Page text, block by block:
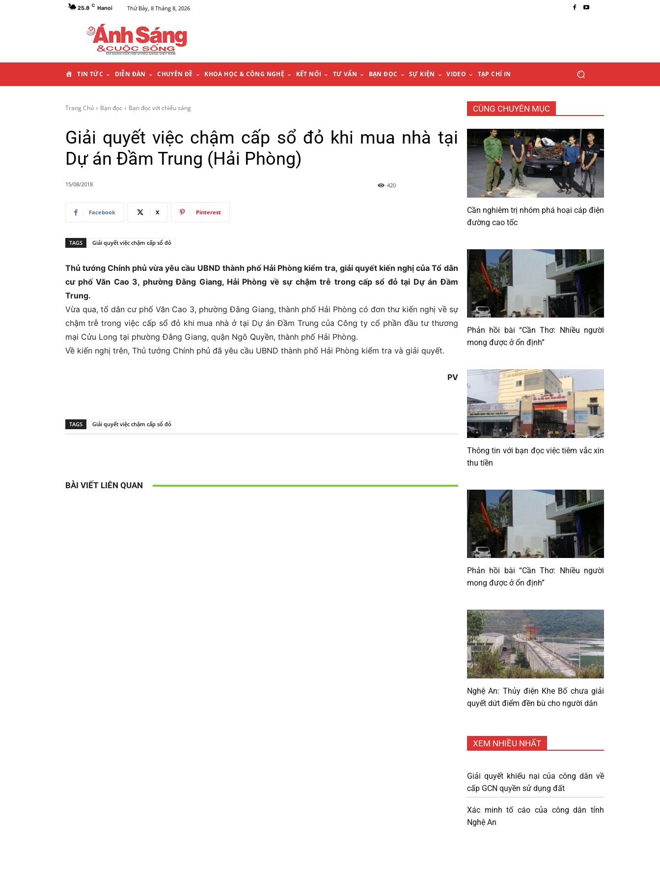
25.8 C Hanoi Thứ Bảy, 8 Tháng 8, 2026
N
H
Ủ
TIN TỨC DIỄN ĐÀN CHUYÊN ĐỀ KHOA HỌC & CÔNG NGHỆ KẾT NỐI TƯ VẤN BẠN ĐỌC SỰ KIỆN VIDEO TẠP CHÍ IN
Trang Chủ Bạn đọc Bạn đọc với chiếu sáng
Giải quyết việc chậm cấp sổ đỏ khi mua nhà tại
Dự án Đầm Trung (Hải Phòng)
15/08/2018 420
Facebook X Pinterest
TAGS Giải quyết việc chậm cấp sổ đỏ
Thủ tướng Chính phủ vừa yêu cầu UBND thành phố Hải Phòng kiểm tra, giải quyết kiến nghị của Tổ dân
cư phố Văn Cao 3, phường Đằng Giang, Hải Phòng về sự chậm trễ trong cấp sổ đỏ tại Dự án Đầm
Trung.
Vừa qua, tổ dân cư phố Văn Cao 3, phường Đằng Giang, thành phố Hải Phòng có đơn thư kiến nghị về sự
chậm trễ trong việc cấp sổ đỏ khi mua nhà ở tại Dự án Đầm Trung của Công ty cổ phần đầu tư thương
mại Cửu Long tại phường Đằng Giang, quận Ngô Quyền, thành phố Hải Phòng.
Về kiến nghị trên, Thủ tướng Chính phủ đã yêu cầu UBND thành phố Hải Phòng kiểm tra và giải quyết.
PV
TAGS Giải quyết việc chậm cấp sổ đỏ
BÀI VIẾT LIÊN QUAN
CÙNG CHUYÊN MỤC
Cần nghiêm trị nhóm phá hoại cáp điện
đường cao tốc
Phản hồi bài “Cần Thơ: Nhiều người
mong được ở ổn định”
Thông tin với bạn đọc việc tiêm vắc xin
thu tiền
Phản hồi bài “Cần Thơ: Nhiều người
mong được ở ổn định”
Nghệ An: Thủy điện Khe Bố chưa giải
quyết dứt điểm đền bù cho người dân
XEM NHIỀU NHẤT
Giải quyết khiếu nại của công dân về
cấp GCN quyền sử dụng đất
Xác minh tố cáo của công dân tỉnh
Nghệ An